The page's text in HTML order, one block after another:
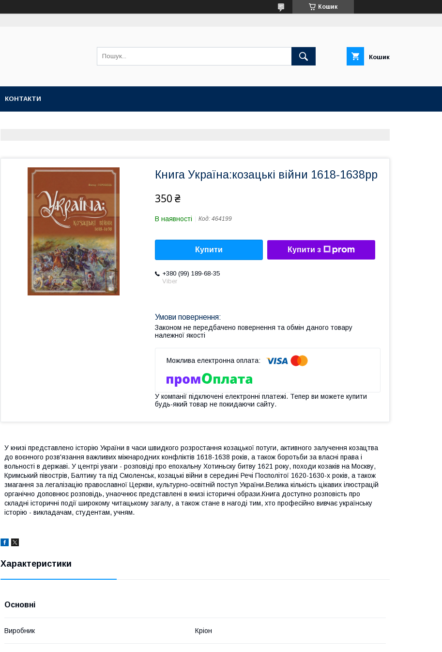
Кошик
Кошик
КОНТАКТИ
Книга Україна:козацькі війни 1618-1638рр
350 ₴
В наявності Код: 464199
Купити Купити з
+380 (99) 189-68-35
Viber
Законом не передбачено повернення та обмін даного товару
належної якості
У компанії підключені електронні платежі. Тепер ви можете купити
будь-який товар не покидаючи сайту.
У книзі представлено історію України в часи швидкого розростання козацької потуги, активного залучення козацтва
до воєнного розв'язання важливих міжнародних конфліктів 1618-1638 років, а також боротьби за власні права і
вольності в державі. У центрі уваги - розповіді про епохальну Хотиньску битву 1621 року, походи козаків на Москву,
Кримський півострів, Балтику та під Смоленськ, козацькі війни в середині Речі Посполітої 1620-1630-х років, а також
змагання за легалізацію православної Церкви, культурно-освітній поступ України.Велика кількість цікавих ілюстрацій
органічно доповнює розповідь, унаочнює представлені в книзі історичні образи.Книга доступно розповість про
складні історичні події широкому читацькому загалу, а також стане в нагоді тим, хто професійно вивчає українську
історію - викладачам, студентам, учням.
Характеристики
Основні
Виробник Кріон